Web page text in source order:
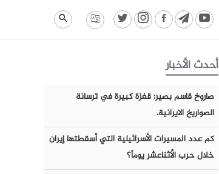
أحدث الأخبار
صاروخ قاسم بصير: قفزة كبيرة في ترسانة
الصواريخ الايرانية.
كم عدد المسيرات الأسرائيلية التي أسقطتها إيران
خلال حرب الأثناعشر يوماً؟